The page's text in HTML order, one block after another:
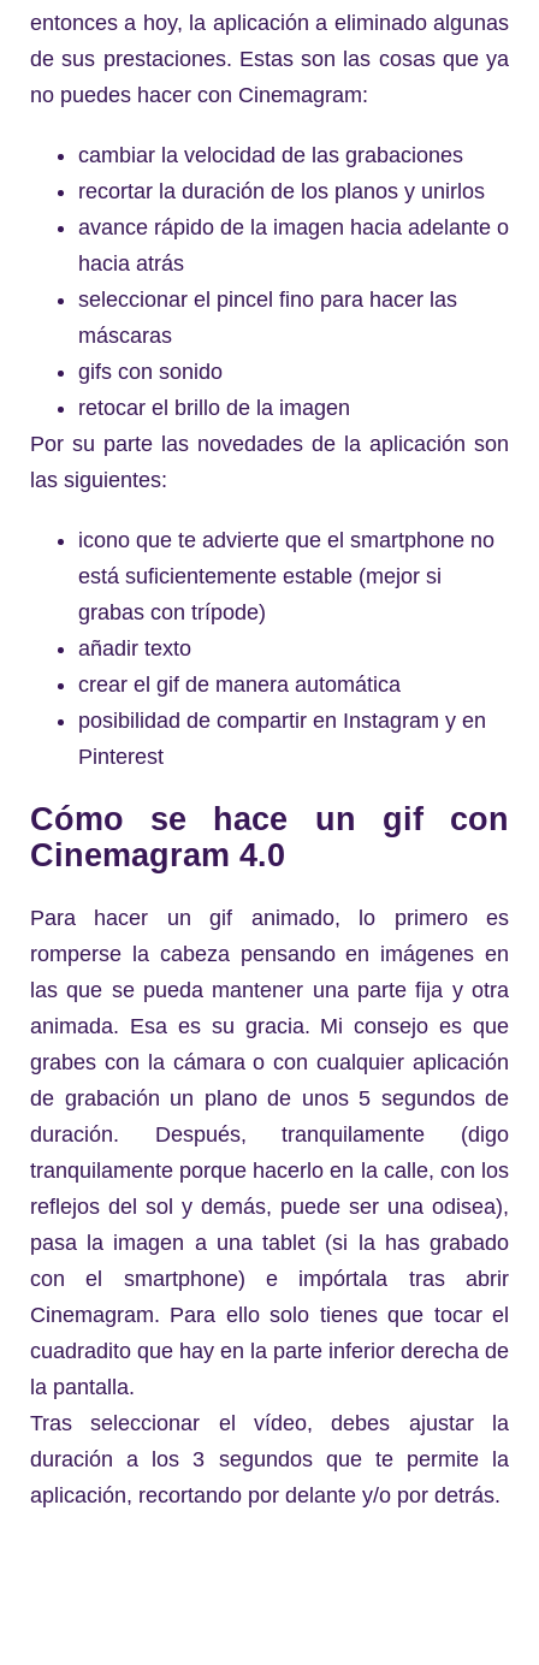
entonces a hoy, la aplicación a eliminado algunas
de sus prestaciones. Estas son las cosas que ya
no puedes hacer con Cinemagram:
cambiar la velocidad de las grabaciones
recortar la duración de los planos y unirlos
avance rápido de la imagen hacia adelante o
hacia atrás
seleccionar el pincel fino para hacer las
máscaras
gifs con sonido
retocar el brillo de la imagen
Por su parte las novedades de la aplicación son
las siguientes:
icono que te advierte que el smartphone no
está suficientemente estable (mejor si
grabas con trípode)
añadir texto
crear el gif de manera automática
posibilidad de compartir en Instagram y en
Pinterest
Cómo se hace un gif con
Cinemagram 4.0
Para hacer un gif animado, lo primero es
romperse la cabeza pensando en imágenes en
las que se pueda mantener una parte fija y otra
animada. Esa es su gracia. Mi consejo es que
grabes con la cámara o con cualquier aplicación
de grabación un plano de unos 5 segundos de
duración. Después, tranquilamente (digo
tranquilamente porque hacerlo en la calle, con los
reflejos del sol y demás, puede ser una odisea),
pasa la imagen a una tablet (si la has grabado
con el smartphone) e impórtala tras abrir
Cinemagram. Para ello solo tienes que tocar el
cuadradito que hay en la parte inferior derecha de
la pantalla.
Tras seleccionar el vídeo, debes ajustar la
duración a los 3 segundos que te permite la
aplicación, recortando por delante y/o por detrás.